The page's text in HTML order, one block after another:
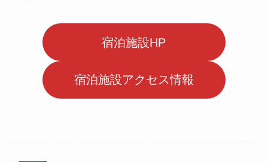
宿泊施設HP
宿泊施設アクセス情報